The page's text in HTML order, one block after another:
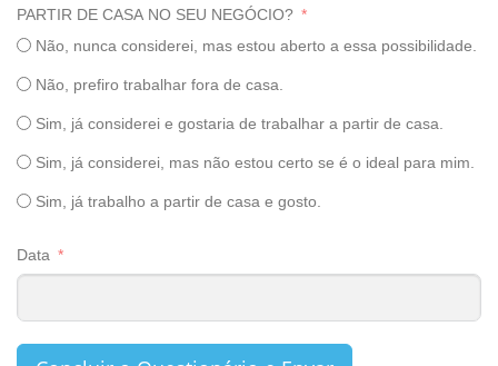
PARTIR DE CASA NO SEU NEGÓCIO?
Não, nunca considerei, mas estou aberto a essa possibilidade.
Não, prefiro trabalhar fora de casa.
Sim, já considerei e gostaria de trabalhar a partir de casa.
Sim, já considerei, mas não estou certo se é o ideal para mim.
Sim, já trabalho a partir de casa e gosto.
Data